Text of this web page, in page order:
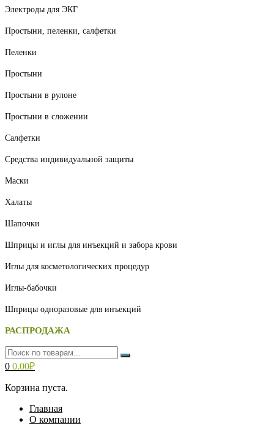
Электроды для ЭКГ
Простыни, пеленки, салфетки
Пеленки
Простыни
Простыни в рулоне
Простыни в сложении
Салфетки
Средства индивидуальной защиты
Маски
Халаты
Шапочки
Шприцы и иглы для инъекций и забора крови
Иглы для косметологических процедур
Иглы-бабочки
Шприцы одноразовые для инъекций
РАСПРОДАЖА
0 0.00₽
Корзина пуста.
Главная
О компании